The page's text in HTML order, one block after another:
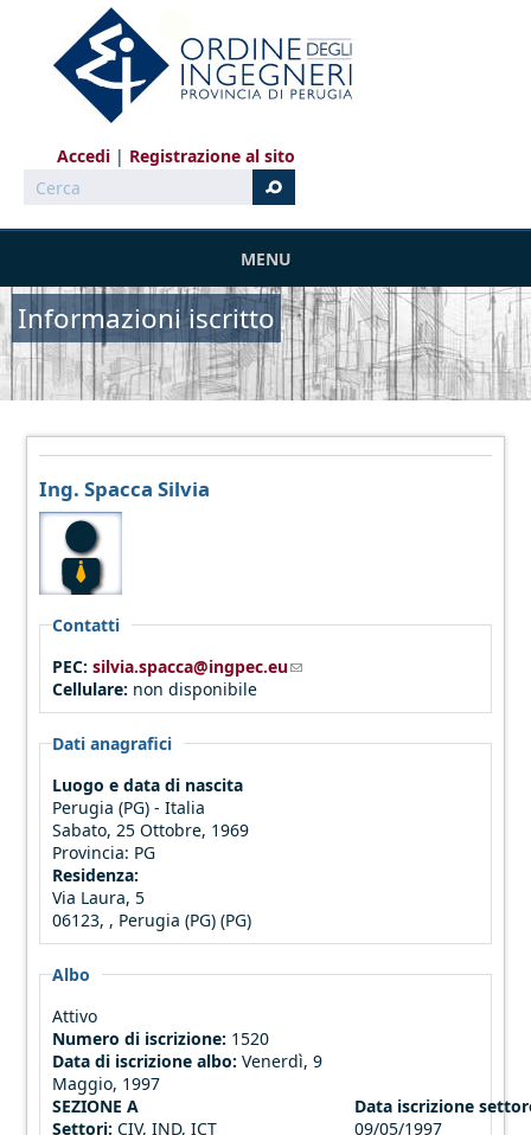
Salta al contenuto principale
Accedi
Registrazione al sito
Cerca
MENU
Informazioni iscritto
Ing. Spacca Silvia
Contatti
PEC:silvia.spacca@ingpec.eu(link sends e-mail)
Cellulare: non disponibile
Dati anagrafici
Luogo e data di nascita
Perugia (PG) - Italia
Sabato, 25 Ottobre, 1969
Provincia: PG
Residenza:
Via Laura, 5
06123, , Perugia (PG) (PG)
Albo
Attivo
Numero di iscrizione: 1520
Data di iscrizione albo: Venerdì, 9
Maggio, 1997
SEZIONE A
Settori: CIV, IND, ICT
Data iscrizione
09/05/1997